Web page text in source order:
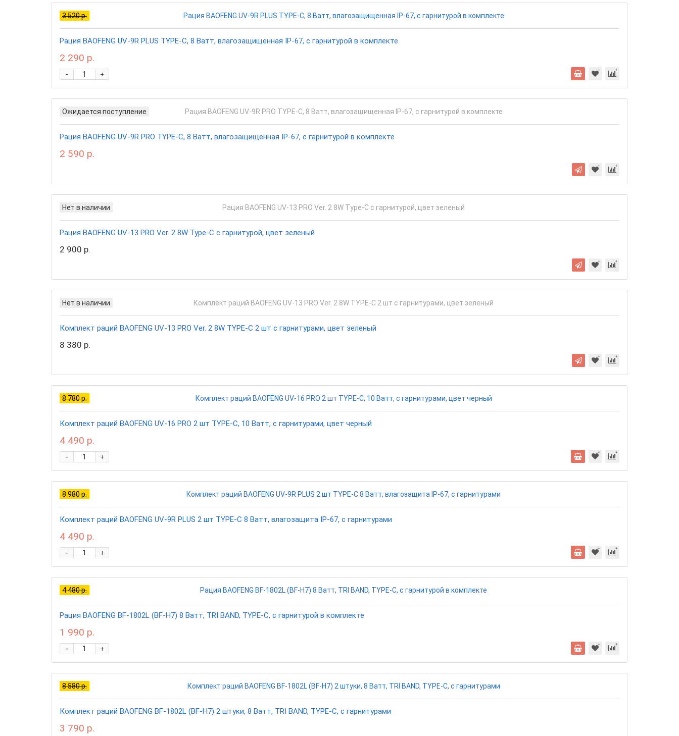
3 520 р.
Рация BAOFENG UV-9R PLUS TYPE-C, 8 Ватт, влагозащищенная IP-67, с гарнитурой в комплекте
2 290 р.
+
-
Ожидается поступление
Рация BAOFENG UV-9R PRO TYPE-C, 8 Ватт, влагозащищенная IP-67, с гарнитурой в комплекте
2 590 р.
Нет в наличии
Рация BAOFENG UV-13 PRO Ver. 2 8W Type-C с гарнитурой, цвет зеленый
2 900 р.
Нет в наличии
Комплект раций BAOFENG UV-13 PRO Ver. 2 8W TYPE-C 2 шт с гарнитурами, цвет зеленый
8 380 р.
8 780 р.
Комплект раций BAOFENG UV-16 PRO 2 шт TYPE-C, 10 Ватт, с гарнитурами, цвет черный
4 490 р.
+
-
8 980 р.
Комплект раций BAOFENG UV-9R PLUS 2 шт TYPE-C 8 Ватт, влагозащита IP-67, с гарнитурами
4 490 р.
+
-
4 480 р.
Рация BAOFENG BF-1802L (BF-H7) 8 Ватт, TRI BAND, TYPE-C, с гарнитурой в комплекте
1 990 р.
+
-
8 580 р.
Комплект раций BAOFENG BF-1802L (BF-H7) 2 штуки, 8 Ватт, TRI BAND, TYPE-C, с гарнитурами
3 790 р.